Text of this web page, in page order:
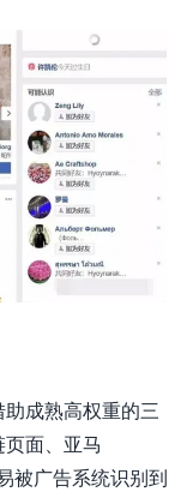
成熟高权重的三
面、亚马
被广告系统识别到